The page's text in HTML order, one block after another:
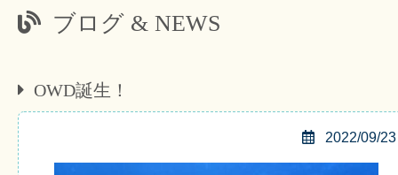
ブログ & NEWS
OWD誕生！
2022/09/23